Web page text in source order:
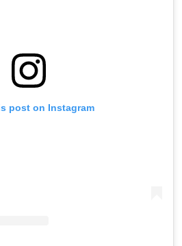
post on Instagram